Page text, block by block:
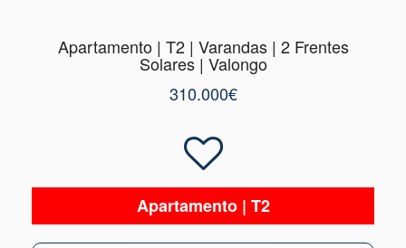
Apartamento | T2 | Varandas | 2 Frentes
Solares | Valongo
310.000€
Apartamento | T2